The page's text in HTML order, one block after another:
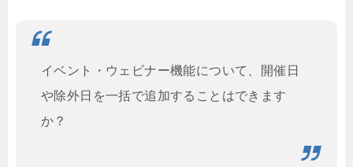
イベント・ウェビナー機能について、開催日
や除外日を一括で追加することはできます
か？